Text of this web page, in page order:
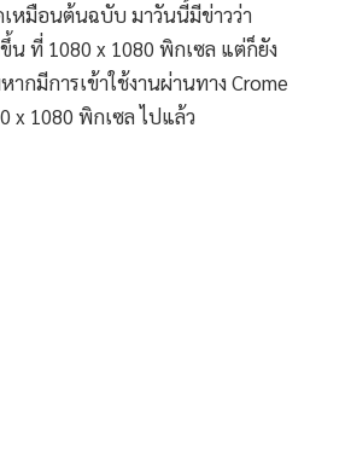
หมือนต้นฉบับ มาวันนี้มีข่าวว่า
ที่ 1080 x 1080 พิกเซล แต่ก็ยัง
กมีการเข้าใช้งานผ่านทาง Crome
x 1080 พิกเซล ไปแล้ว